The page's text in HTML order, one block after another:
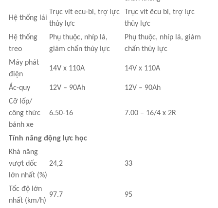
Hệ thống lái
Trục vít ecu-bi, trợ lực
thủy lực
Trục vít êcu bi, trợ lực
thủy lực
Hệ thống
treo
Phụ thuộc, nhíp lá,
giảm chấn thủy lực
Phụ thuộc, nhíp lá, giảm
chấn thủy lực
Máy phát
điện
14V x 110A 14V x 110A
Ắc-quy 12V – 90Ah
12V – 90Ah
Cỡ lốp/
công thức
bánh xe
6.50-16 7.00 – 16/4 x 2R
Tính năng động lực học
Khả năng
vượt dốc
lớn nhất (%)
24,2 33
Tốc độ lớn
nhất (km/h)
97.7 95